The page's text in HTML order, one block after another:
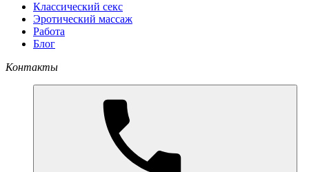
Классический секс
Эротический массаж
Работа
Блог
Контакты